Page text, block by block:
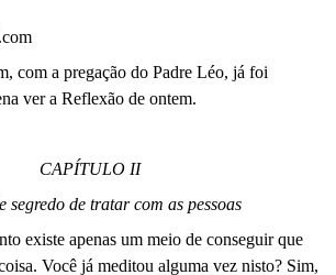
com a pregação do Padre Léo, já foi
ver a Reflexão de ontem.
CAPÍTULO II
segredo de tratar com as pessoas
existe apenas um meio de conseguir que
Você já meditou alguma vez nisto? Sim,